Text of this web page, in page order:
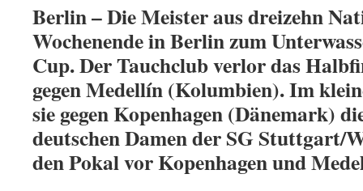
Berlin – Die Meister aus dreizehn
Wochenende in Berlin zum
Cup. Der Tauchclub verlor das
gegen Medellín (Kolumbien). Im
sie gegen Kopenhagen (Dänemark)
deutschen Damen der SG Stuttgart/
den Pokal vor Kopenhagen und